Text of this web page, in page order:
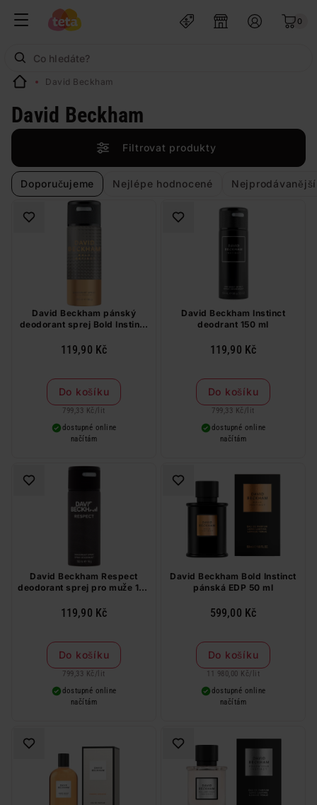
0
David Beckham
David Beckham
Filtrovat produkty
Doporučujeme Nejlépe hodnocené Nejprodávanější
David Beckham pánský
deodorant sprej Bold Instinkt
119,90 Kč
Do košíku
799,33 Kč / lit
dostupné online
načítám
David Beckham Instinct
deodrant 150 ml
119,90 Kč
Do košíku
799,33 Kč / lit
dostupné online
načítám
David Beckham Respect
deodorant sprej pro muže 150
119,90 Kč
Do košíku
799,33 Kč / lit
dostupné online
načítám
David Beckham Bold Instinct
pánská EDP 50 ml
599,00 Kč
Do košíku
11 980,00 Kč/ lit
dostupné online
načítám